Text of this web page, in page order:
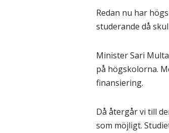
Redan nu har
studerande då
Minister Sari
på högskolorna.
finansiering.
Då återgår vi till
som möjligt.